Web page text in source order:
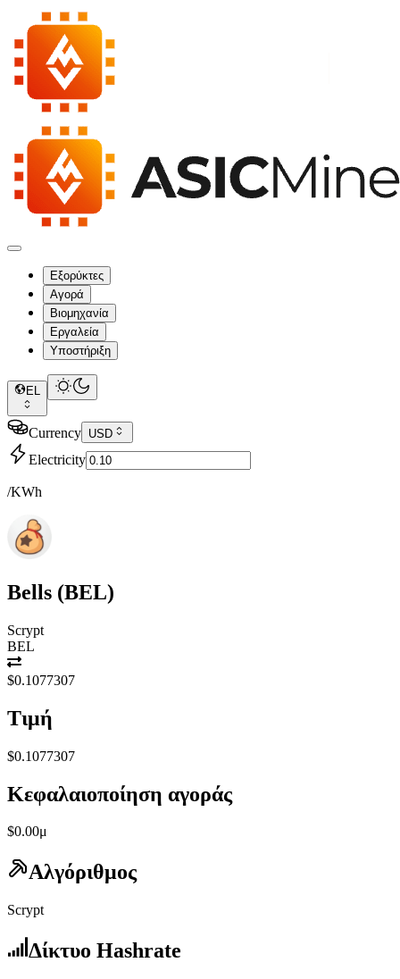
Εξορύκτες
Αγορά
Βιομηχανία
Εργαλεία
Υποστήριξη
EL
Currency USD
Electricity
/KWh
Bells (BEL)
Scrypt
BEL
$0.1077307
Τιμή
$0.1077307
Κεφαλαιοποίηση αγοράς
$0.00μ
Αλγόριθμος
Scrypt
Δίκτυο Hashrate